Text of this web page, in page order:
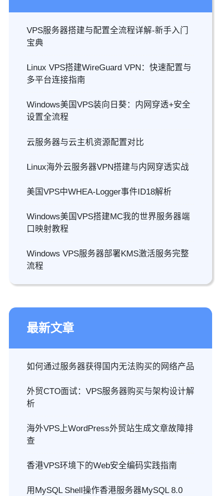
VPS服务器搭建与配置全流程详解-新手入门
宝典
Linux VPS搭建WireGuard VPN：快速配置与
多平台连接指南
Windows美国VPS装向日葵：内网穿透+安全
设置全流程
云服务器与云主机资源配置对比
Linux海外云服务器VPN搭建与内网穿透实战
美国VPS中WHEA-Logger事件ID18解析
Windows美国VPS搭建MC我的世界服务器端
口映射教程
Windows VPS服务器部署KMS激活服务完整
流程
最新文章
如何通过服务器获得国内无法购买的网络产品
外贸CTO面试：VPS服务器购买与架构设计解
析
海外VPS上WordPress外贸站生成文章故障排
查
香港VPS环境下的Web安全编码实践指南
用MySQL Shell操作香港服务器MySQL 8.0